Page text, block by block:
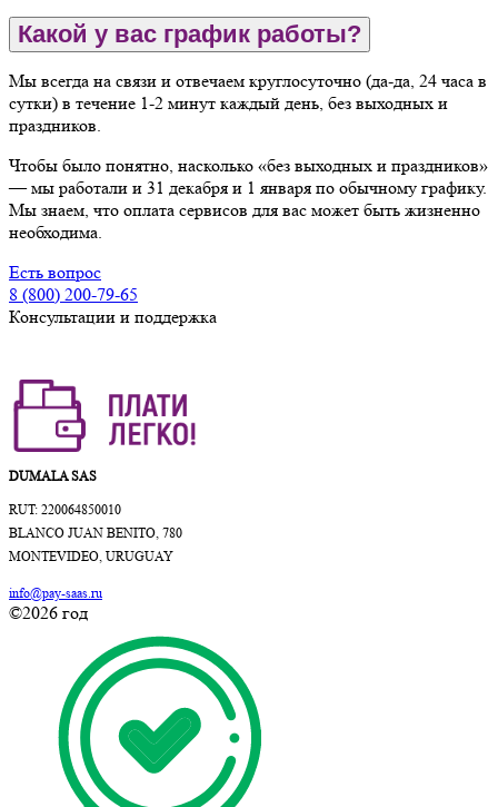
Какой у вас график работы?
Мы всегда на связи и отвечаем круглосуточно (да-да, 24 часа в
сутки) в течение 1-2 минут каждый день, без выходных и
праздников.
Чтобы было понятно, насколько «без выходных и праздников»
— мы работали и 31 декабря и 1 января по обычному графику.
Мы знаем, что оплата сервисов для вас может быть жизненно
необходима.
Есть вопрос
8 (800) 200-79-65
Консультации и поддержка
DUMALA SAS
RUT: 220064850010
BLANCO JUAN BENITO, 780
MONTEVIDEO, URUGUAY
info@pay-saas.ru
©2026 год